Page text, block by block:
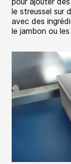
le streussel sur
avec des
le jambon ou les